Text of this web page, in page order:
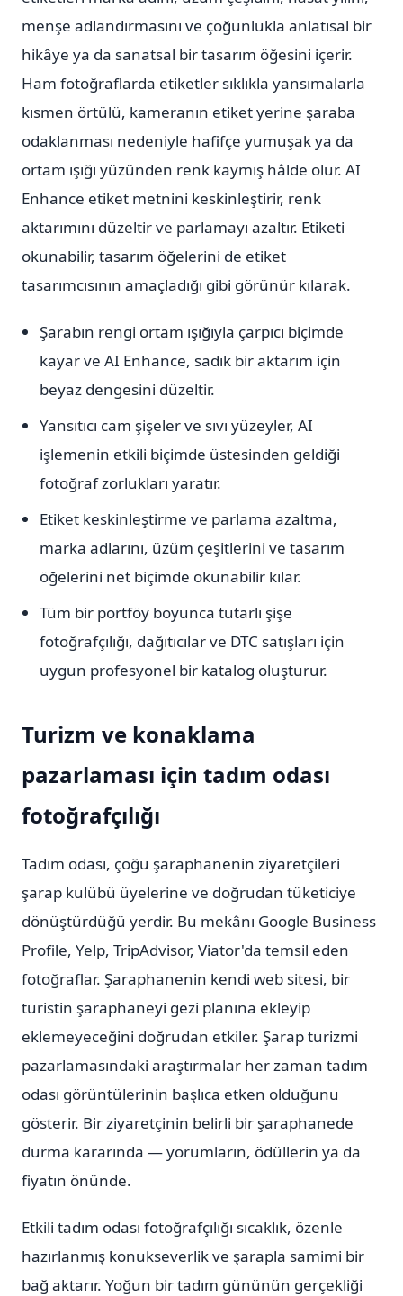
menşe adlandırmasını ve çoğunlukla anlatısal bir
hikâye ya da sanatsal bir tasarım öğesini içerir.
Ham fotoğraflarda etiketler sıklıkla yansımalarla
kısmen örtülü, kameranın etiket yerine şaraba
odaklanması nedeniyle hafifçe yumuşak ya da
ortam ışığı yüzünden renk kaymış hâlde olur. AI
Enhance etiket metnini keskinleştirir, renk
aktarımını düzeltir ve parlamayı azaltır. Etiketi
okunabilir, tasarım öğelerini de etiket
tasarımcısının amaçladığı gibi görünür kılarak.
Şarabın rengi ortam ışığıyla çarpıcı biçimde
kayar ve AI Enhance, sadık bir aktarım için
beyaz dengesini düzeltir.
Yansıtıcı cam şişeler ve sıvı yüzeyler, AI
işlemenin etkili biçimde üstesinden geldiği
fotoğraf zorlukları yaratır.
Etiket keskinleştirme ve parlama azaltma,
marka adlarını, üzüm çeşitlerini ve tasarım
öğelerini net biçimde okunabilir kılar.
Tüm bir portföy boyunca tutarlı şişe
fotoğrafçılığı, dağıtıcılar ve DTC satışları için
uygun profesyonel bir katalog oluşturur.
Turizm ve konaklama
pazarlaması için tadım odası
fotoğrafçılığı
Tadım odası, çoğu şaraphanenin ziyaretçileri
şarap kulübü üyelerine ve doğrudan tüketiciye
dönüştürdüğü yerdir. Bu mekânı Google Business
Profile, Yelp, TripAdvisor, Viator'da temsil eden
fotoğraflar. Şaraphanenin kendi web sitesi, bir
turistin şaraphaneyi gezi planına ekleyip
eklemeyeceğini doğrudan etkiler. Şarap turizmi
pazarlamasındaki araştırmalar her zaman tadım
odası görüntülerinin başlıca etken olduğunu
gösterir. Bir ziyaretçinin belirli bir şaraphanede
durma kararında — yorumların, ödüllerin ya da
fiyatın önünde.
Etkili tadım odası fotoğrafçılığı sıcaklık, özenle
hazırlanmış konukseverlik ve şarapla samimi bir
bağ aktarır. Yoğun bir tadım gününün gerçekliği